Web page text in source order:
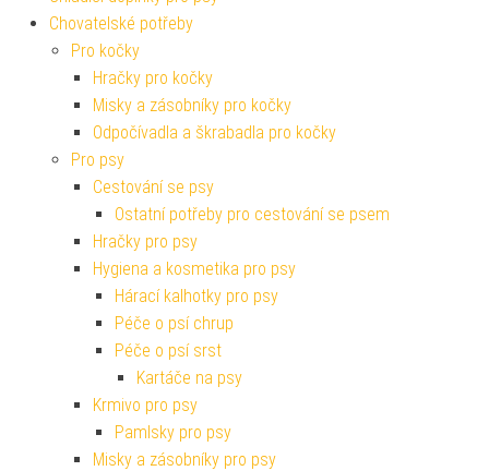
Chovatelské potřeby
Pro kočky
Hračky pro kočky
Misky a zásobníky pro kočky
Odpočívadla a škrabadla pro kočky
Pro psy
Cestování se psy
Ostatní potřeby pro cestování se psem
Hračky pro psy
Hygiena a kosmetika pro psy
Hárací kalhotky pro psy
Péče o psí chrup
Péče o psí srst
Kartáče na psy
Krmivo pro psy
Pamlsky pro psy
Misky a zásobníky pro psy